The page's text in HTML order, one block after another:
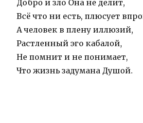
Добро и зло Она не делит,
Всё что ни есть, плюсует
А человек в плену иллюзий,
Растленный эго кабалой,
Не помнит и не понимает,
Что жизнь задумана Душой.